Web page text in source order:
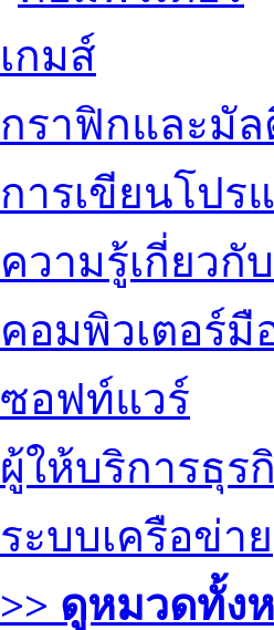
เกมส์
กราฟิกและมัล
การเขียนโปร
ความรู้เกี่ยวกั
คอมพิวเตอร์มื
ซอฟท์แวร์
ผู้ให้บริการธุร
ระบบเครือข่าย
>> ดูหมวดทั้ง